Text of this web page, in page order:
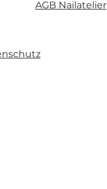
AGB Nailatelier